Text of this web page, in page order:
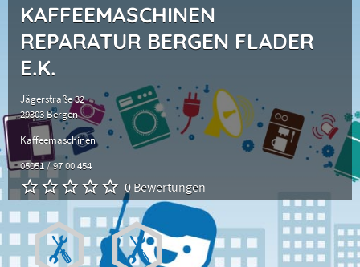
KAFFEEMASCHINEN
REPARATUR BERGEN FLADER
E.K.
Jägerstraße 32
29303 Bergen
Kaffeemaschinen
05051 / 97 00 454
0 Bewertungen